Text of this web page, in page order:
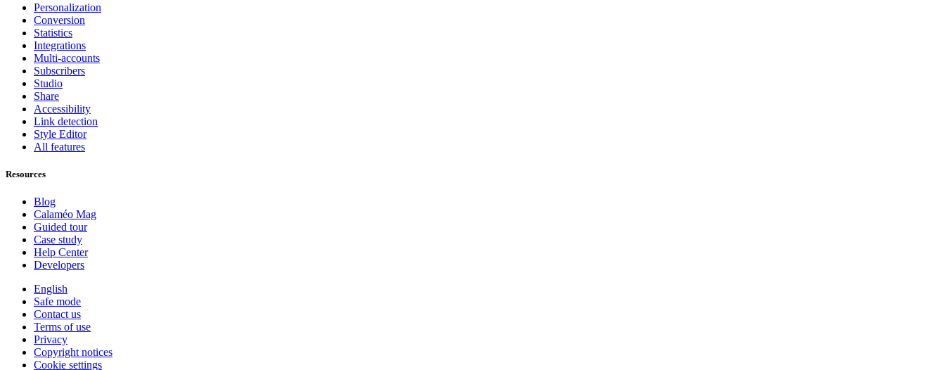
Personalization
Conversion
Statistics
Integrations
Multi-accounts
Subscribers
Studio
Share
Accessibility
Link detection
Style Editor
All features
Resources
Blog
Calaméo Mag
Guided tour
Case study
Help Center
Developers
English
Safe mode
Contact us
Terms of use
Privacy
Copyright notices
Cookie settings